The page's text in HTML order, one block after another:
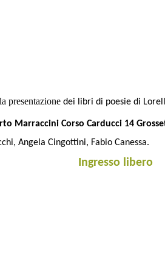
presentazione dei libri di poesie di
Marraccini Corso Carducci 14
Angela Cingottini, Fabio Canessa.
Ingresso libero